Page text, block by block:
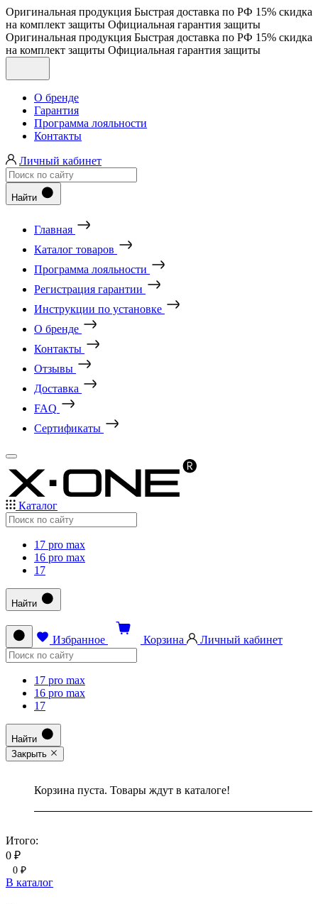
Оригинальная продукция Быстрая доставка по РФ 15% скидка
на комплект защиты Официальная гарантия защиты
Оригинальная продукция Быстрая доставка по РФ 15% скидка
на комплект защиты Официальная гарантия защиты
О бренде
Гарантия
Программа лояльности
Контакты
Личный кабинет
Найти
Главная
Каталог товаров
Программа лояльности
Регистрация гарантии
Инструкции по установке
О бренде
Контакты
Отзывы
Доставка
FAQ
Сертификаты
Каталог
17 pro max
16 pro max
17
Найти
Избранное Корзина Личный кабинет
17 pro max
16 pro max
17
Найти
Закрыть
Корзина пуста. Товары ждут в каталоге!
Итого:
0 ₽
0 ₽
В каталог